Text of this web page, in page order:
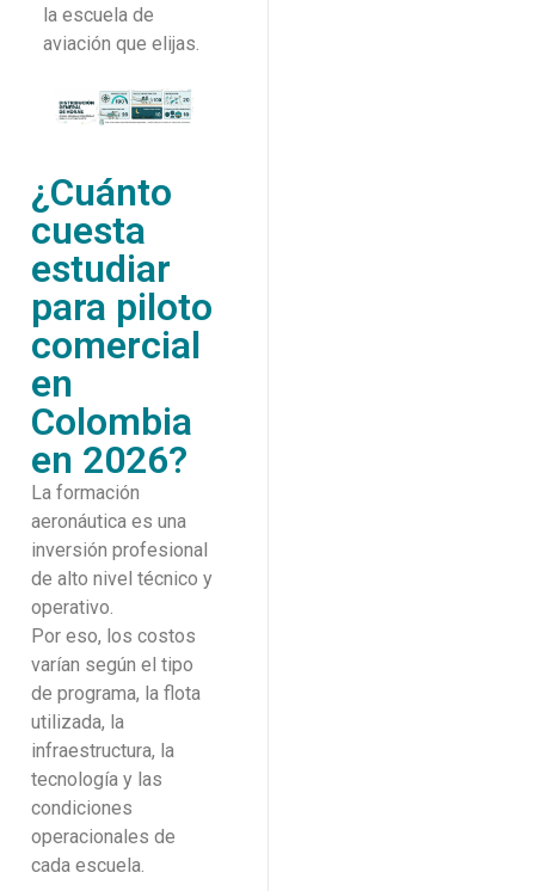
la escuela de
aviación que elijas.
¿Cuánto
cuesta
estudiar
para piloto
comercial
en
Colombia
en 2026?
La formación
aeronáutica es una
inversión profesional
de alto nivel técnico y
operativo.
Por eso, los costos
varían según el tipo
de programa, la flota
utilizada, la
infraestructura, la
tecnología y las
condiciones
operacionales de
cada escuela.